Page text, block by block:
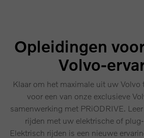
Opleidingen
Volvo-
Klaar om het maximale uit uw Volvo
voor een van onze exclusieve
samenwerking met PRiODRIVE.
rijden met uw elektrische of
Elektrisch rijden is een nieuwe